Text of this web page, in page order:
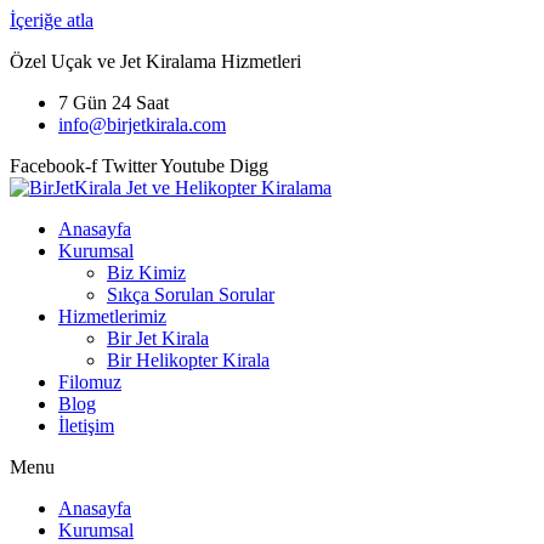
İçeriğe atla
Özel Uçak ve Jet Kiralama Hizmetleri
7 Gün 24 Saat
info@birjetkirala.com
Facebook-f TwitterYoutube Digg
Anasayfa
Kurumsal
Biz Kimiz
Sıkça Sorulan Sorular
Hizmetlerimiz
Bir Jet Kirala
Bir Helikopter Kirala
Filomuz
Blog
İletişim
Menu
Anasayfa
Kurumsal